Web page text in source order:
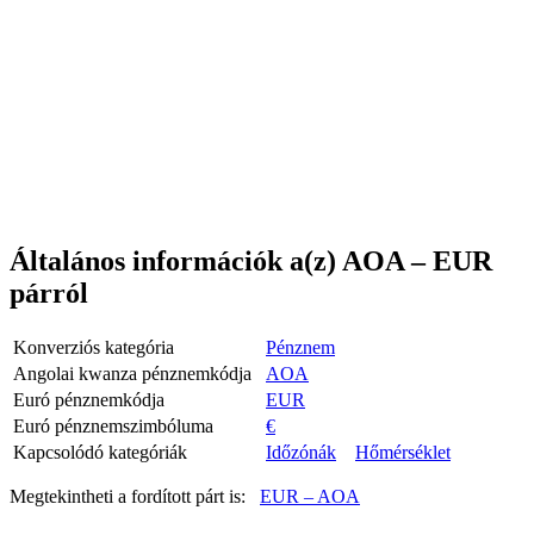
Általános információk a(z) AOA – EUR
párról
Konverziós kategória
Pénznem
Angolai kwanza pénznemkódja
AOA
Euró pénznemkódja
EUR
Euró pénznemszimbóluma
€
Kapcsolódó kategóriák
Időzónák Hőmérséklet
Megtekintheti a fordított párt is: EUR – AOA